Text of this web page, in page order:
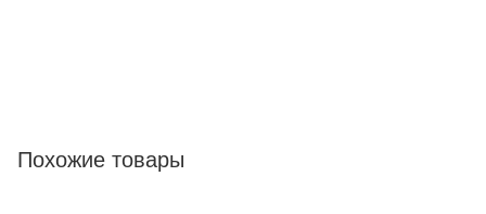
Похожие товары